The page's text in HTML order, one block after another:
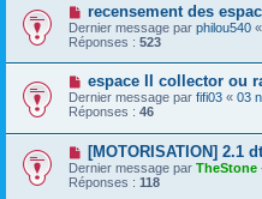
recensement des
Dernier message par philou540 «
Réponses : 523
espace II collector ou
Dernier message par fifi03 « 03
Réponses : 46
[MOTORISATION] 2.1
Dernier message par TheStone
Réponses : 118